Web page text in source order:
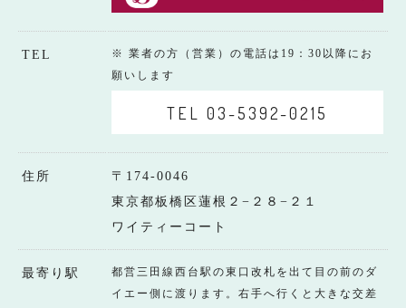
TEL
※ 業者の方（営業）の電話は19：30以降にお
願いします
TEL 03-5392-0215
住所
〒174-0046
東京都板橋区蓮根２−２８−２１
ワイティーコート
最寄り駅
都営三田線西台駅の東口改札を出て目の前のダ
イエー側に渡ります。右手へ行くと大きな交差